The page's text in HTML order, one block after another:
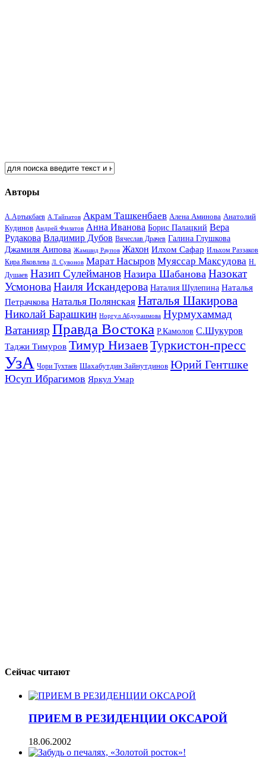
Авторы
А.Артыкбаев А.Тайпатов Акрам Ташкенбаев Алена Аминова Анатолий
Кудинов Андрей Филатов Анна Иванова Борис Палацкий Вера
Рудакова Владимир Дубов Вячеслав Драчев Галина Глушкова
Джамиля Аипова Жамшид Раупов Жахон Илхом Сафар Ильхом Раззаков
Кира Яковлева Л. Сувонов Марат Насыров Муяссар Максудова Н.
Душаев Назип Сулейманов Назира Шабанова Назокат
УсмоноваНаиля Искандерова Наталия Шулепина Наталья
Петрачкова Наталья Полянская Наталья Шакирова
Николай Барашкин Норгул Абдураимова Нурмухаммад
Ватанияр Правда Востока Р.Камолов С.Шукуров
Таджи Тимуров Тимур НизаевТуркистон-пресс
УзА Чори Тухтаев Шахабутдин Зайнутдинов Юрий Гентшке
Юсуп Ибрагимов Яркул Умар
Сейчас читают
ПРИЕМ В РЕЗИДЕНЦИИ ОКСАРОЙ
18.06.2002